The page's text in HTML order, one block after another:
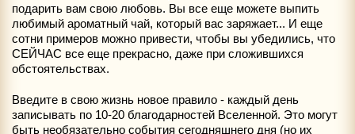
подарить вам свою любовь. Вы все еще можете выпить
любимый ароматный чай, который вас заряжает... И еще
сотни примеров можно привести, чтобы вы убедились, что
СЕЙЧАС все еще прекрасно, даже при сложившихся
обстоятельствах.
Введите в свою жизнь новое правило - каждый день
записывать по 10-20 благодарностей Вселенной. Это могут
быть необязательно события сегодняшнего дня (но их